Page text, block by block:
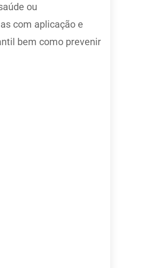
ou
com aplicação e
bem como prevenir